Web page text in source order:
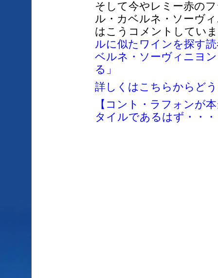
そして今やレミー赤の
ル・カベルネ・ソーヴ
はこうコメントしてい
ルに似たワインを探す
ベルネ・ソーヴィニヨ
る」
詳しくはこちらからど
【コント・ラフォンが
タイルであるはず・・